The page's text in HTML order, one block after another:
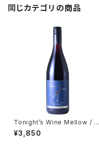
同じカテゴリの商品
Tonight’s Wine Mellow / ト
ゥナイトワイン メルロー
¥3,850